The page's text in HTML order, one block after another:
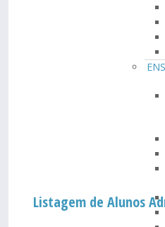
Listagem de Alunos